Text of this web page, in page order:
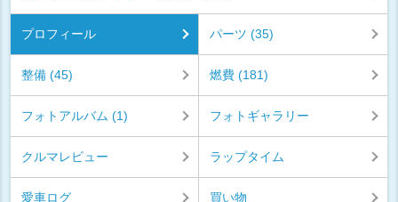
プロフィール パーツ (35)
整備 (45) 燃費 (181)
フォトアルバム (1) フォトギャラリー
クルマレビュー ラップタイム
愛車ログ 買い物